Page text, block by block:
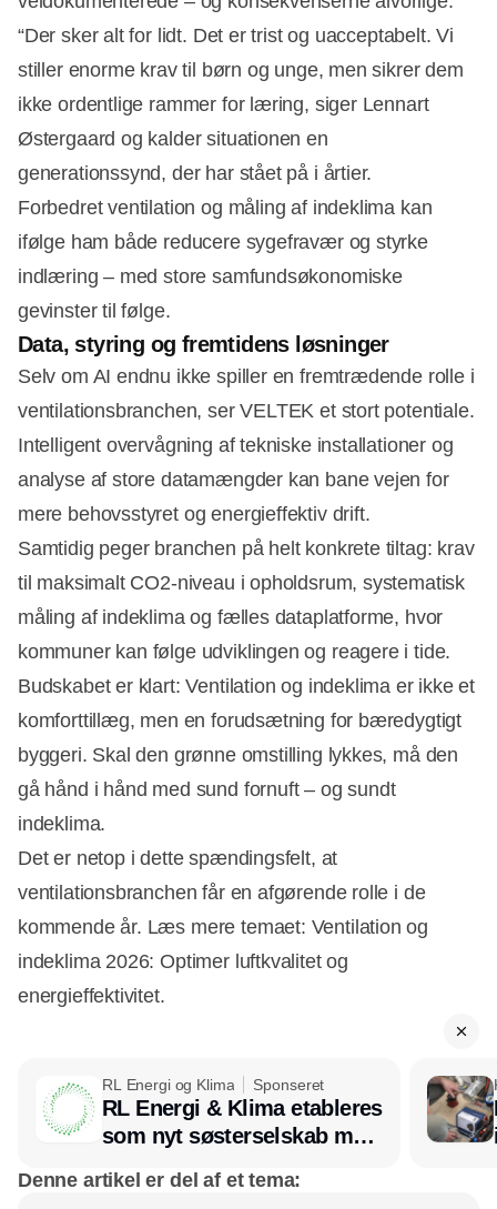
“Der sker alt for lidt. Det er trist og uacceptabelt. Vi
stiller enorme krav til børn og unge, men sikrer dem
ikke ordentlige rammer for læring, siger Lennart
Østergaard og kalder situationen en
generationssynd, der har stået på i årtier.
Forbedret ventilation og måling af indeklima kan
ifølge ham både reducere sygefravær og styrke
indlæring – med store samfundsøkonomiske
gevinster til følge.
Data, styring og fremtidens løsninger
Selv om AI endnu ikke spiller en fremtrædende rolle i
ventilationsbranchen, ser VELTEK et stort potentiale.
Intelligent overvågning af tekniske installationer og
analyse af store datamængder kan bane vejen for
mere behovsstyret og energieffektiv drift.
Samtidig peger branchen på helt konkrete tiltag: krav
til maksimalt CO2-niveau i opholdsrum, systematisk
måling af indeklima og fælles dataplatforme, hvor
kommuner kan følge udviklingen og reagere i tide.
Budskabet er klart: Ventilation og indeklima er ikke et
komforttillæg, men en forudsætning for bæredygtigt
byggeri. Skal den grønne omstilling lykkes, må den
gå hånd i hånd med sund fornuft – og sundt
indeklima.
Det er netop i dette spændingsfelt, at
ventilationsbranchen får en afgørende rolle i de
kommende år. Læs mere temaet: Ventilation og
indeklima 2026: Optimer luftkvalitet og
energieffektivitet.
RL Energi og Klima Sponseret
RL Energi & Klima etableres
som nyt søsterselskab med
Denne artikel er del af et tema: